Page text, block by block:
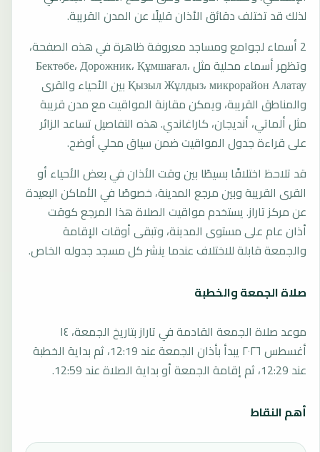
لذلك قد تختلف دقائق الأذان قليلًا عن المدن القريبة.
2 أسماء لجوامع ومساجد معروفة ظاهرة في هذه الصفحة،
وتظهر أسماء محلية مثل Бектөбе، Дорожник، Құмшағал،
Қызыл Жұлдыз، микрорайон Алатау بين الأحياء والقرى
والمناطق القريبة، ويمكن مقارنة المواقيت مع مدن قريبة
مثل ألماتي، أنديجان، كاراغاندي. هذه التفاصيل تساعد الزائر
على قراءة جدول المواقيت ضمن سياق محلي أوضح.
قد تلاحظ اختلافًا بسيطًا بين وقت الأذان في بعض الأحياء أو
القرى القريبة وبين مرجع المدينة، خصوصًا في الأماكن البعيدة
عن مركز تاراز. يستخدم مواقيت الصلاة هذا المرجع كوقت
أذان عام على مستوى المدينة، وتبقى أوقات الإقامة
والجمعة قابلة للاختلاف عندما ينشر كل مسجد جدوله الخاص.
صلاة الجمعة والخطبة
موعد صلاة الجمعة القادمة في تاراز بتاريخ الجمعة، ١٤
أغسطس ٢٠٢٦ يبدأ بأذان الجمعة عند 12:19، ثم بداية الخطبة
عند 12:29، ثم إقامة الجمعة أو بداية الصلاة عند 12:59.
أهم النقاط